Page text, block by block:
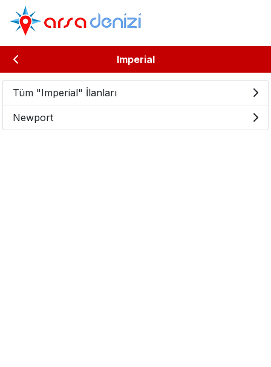
Imperial
Tüm "Imperial" İlanları
Newport